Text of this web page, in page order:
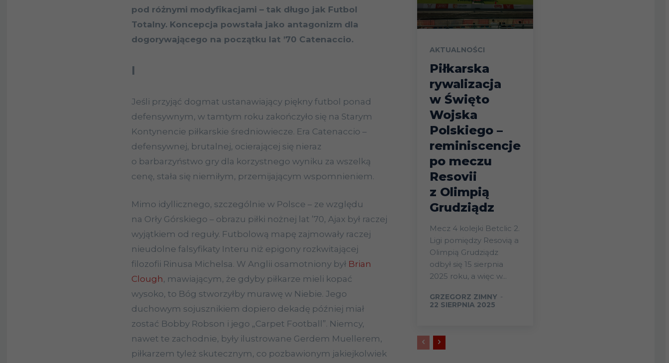
pod różnymi modyfikacjami – tak długo jak Futbol
Totalny. Koncepcja powstała jako antagonizm dla
dogorywającego na początku lat ’70 Catenaccio.
I
Jeśli przyjąć dogmat ustanawiający piękny futbol ponad
defensywnym, w tamtym roku zakończyło się na Starym
Kontynencie piłkarskie średniowiecze. Era Catenaccio –
defensywnej, brutalnej, ocierającej się nieraz
o barbarzyństwo gry dla korzystnego wyniku za wszelką
cenę, stała się niemiłym, przemijającym wspomnieniem.
Mimo idyllicznego, szczególnie w Polsce – ze względu
na Orły Górskiego – obrazu piłki nożnej lat ’70, Ajax był raczej
wyjątkiem od reguły. Futbolową mapę zajmowały raczej
nieudolne falsyfikaty Interu niż epigony rozkwitającej
filozofii Rinusa Michelsa. W Anglii osamotniony był Brian
Clough, mawiającym, że gdyby piłkarze mieli kopać
wysoko, to Bóg stworzyłby murawę w Niebie. Jego
duchowym sojusznikiem dopiero dekadę później miał
zostać Bobby Robson i jego „Carpet Football”. Niemcy,
nawet te zachodnie, były ilustrowane Gerdem Muellerem,
piłkarzem tyleż skutecznym, co pozbawionym jakiejkolwiek
AKTUALNOŚCI
Piłkarska
rywalizacja
w Święto
Wojska
Polskiego –
reminiscencje
po meczu
Resovii
z Olimpią
Grudziądz
Mecz 4 kolejki Betclic 2.
Ligi pomiędzy Resovią a
Olimpią Grudziądz
odbył się 15 sierpnia
2025 roku, a więc w...
GRZEGORZ ZIMNY -
22 SIERPNIA 2025